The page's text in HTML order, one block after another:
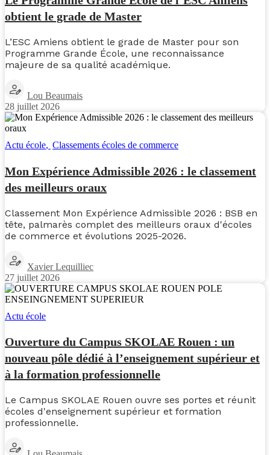
obtient le grade de Master
L’ESC Amiens obtient le grade de Master pour son
Programme Grande École, une reconnaissance
majeure de sa qualité académique.
Lou Beaumais
28 juillet 2026
Actu école, Classements écoles de commerce
Mon Expérience Admissible 2026 : le classement
des meilleurs oraux
Classement Mon Expérience Admissible 2026 : BSB en
tête, palmarès complet des meilleurs oraux d'écoles
de commerce et évolutions 2025-2026.
Xavier Lequilliec
27 juillet 2026
Actu école
Ouverture du Campus SKOLAE Rouen : un
nouveau pôle dédié à l’enseignement supérieur et
à la formation professionnelle
Le Campus SKOLAE Rouen ouvre ses portes et réunit
écoles d'enseignement supérieur et formation
professionnelle.